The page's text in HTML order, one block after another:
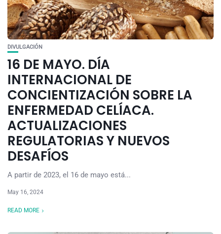
DIVULGACIÓN
16 DE MAYO. DÍA
INTERNACIONAL DE
CONCIENTIZACIÓN SOBRE LA
ENFERMEDAD CELÍACA.
ACTUALIZACIONES
REGULATORIAS Y NUEVOS
DESAFÍOS
A partir de 2023, el 16 de mayo está...
May 16, 2024
READ MORE